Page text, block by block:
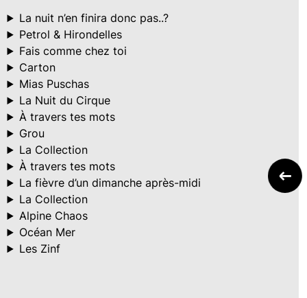
La nuit n’en finira donc pas..?
Petrol & Hirondelles
Fais comme chez toi
Carton
Mias Puschas
La Nuit du Cirque
À travers tes mots
Grou
La Collection
À travers tes mots
La fièvre d’un dimanche après-midi
La Collection
Alpine Chaos
Océan Mer
Les Zinf